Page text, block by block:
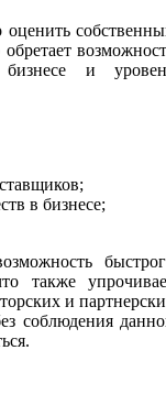
оценить
и
в бизнесе;
также
и
соблюдения